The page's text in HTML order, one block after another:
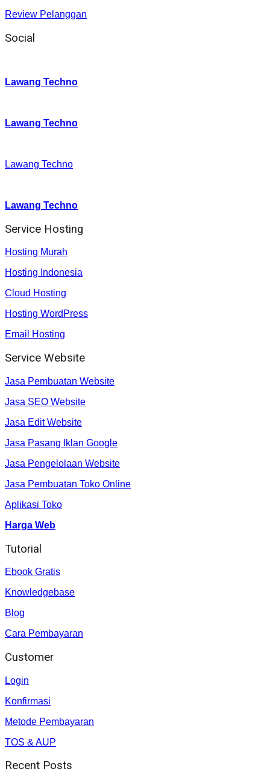
Review Pelanggan
Social
Lawang Techno
Lawang Techno
Lawang Techno
Lawang Techno
Service Hosting
Hosting Murah
Hosting Indonesia
Cloud Hosting
Hosting WordPress
Email Hosting
Service Website
Jasa Pembuatan Website
Jasa SEO Website
Jasa Edit Website
Jasa Pasang Iklan Google
Jasa Pengelolaan Website
Jasa Pembuatan Toko Online
Aplikasi Toko
Harga Web
Tutorial
Ebook Gratis
Knowledgebase
Blog
Cara Pembayaran
Customer
Login
Konfirmasi
Metode Pembayaran
TOS & AUP
Recent Posts